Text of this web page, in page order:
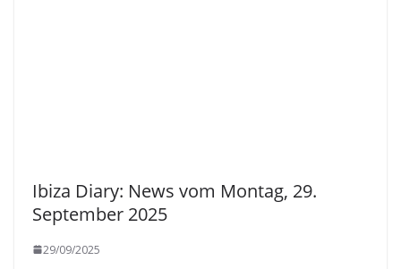
Ibiza Diary: News vom Montag, 29.
September 2025
29/09/2025